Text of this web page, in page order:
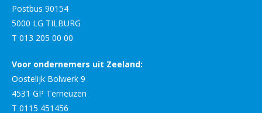
Postbus 90154
5000 LG TILBURG
T 013 205 00 00
Voor ondernemers uit Zeeland:
Oostelijk Bolwerk 9
4531 GP Terneuzen
T 0115 451456